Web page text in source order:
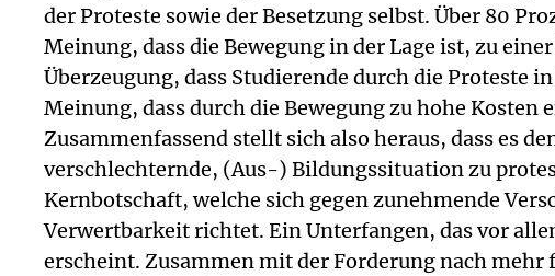
der Proteste sowie der Besetzung selbst. Über 80
Meinung, dass die Bewegung in der Lage ist, zu
Überzeugung, dass Studierende durch die
Meinung, dass durch die Bewegung zu hohe Kosten
Zusammenfassend stellt sich also heraus, dass es
verschlechternde, (Aus-) Bildungssituation zu
Kernbotschaft, welche sich gegen zunehmende
Verwertbarkeit richtet. Ein Unterfangen, das vor
erscheint. Zusammen mit der Forderung nach